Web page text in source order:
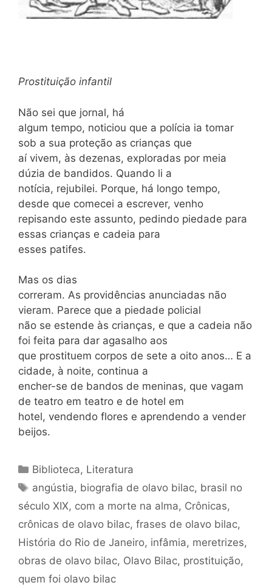
Prostituição infantil
Não sei que jornal, há
algum tempo, noticiou que a polícia ia tomar
sob a sua proteção as crianças que
aí vivem, às dezenas, exploradas por meia
dúzia de bandidos. Quando li a
notícia, rejubilei. Porque, há longo tempo,
desde que comecei a escrever, venho
repisando este assun­to, pedindo piedade para
essas crianças e cadeia para
esses patifes.
Mas os dias
correram. As providências anunciadas não
vieram. Parece que a piedade policial
não se estende às crianças, e que a cadeia não
foi feita para dar agasalho aos
que prostituem corpos de sete a oito anos… E a
cidade, à noite, continua a
encher-se de bandos de meninas, que vagam
de teatro em teatro e de hotel em
hotel, vendendo flores e aprendendo a vender
beijos.
Categorias
Biblioteca, Literatura
Tags
angústia, biografia de olavo bilac, brasil no
século XIX, com a morte na alma, Crônicas,
crônicas de olavo bilac, frases de olavo bilac,
História do Rio de Janeiro, infâmia, meretrizes,
obras de olavo bilac, Olavo Bilac, prostituição,
quem foi olavo bilac